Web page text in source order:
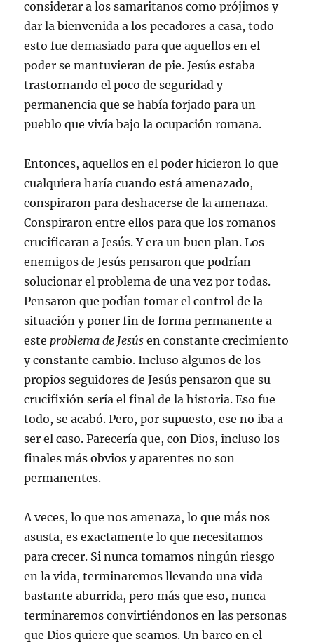
considerar a los samaritanos como prójimos y
dar la bienvenida a los pecadores a casa, todo
esto fue demasiado para que aquellos en el
poder se mantuvieran de pie. Jesús estaba
trastornando el poco de seguridad y
permanencia que se había forjado para un
pueblo que vivía bajo la ocupación romana.
Entonces, aquellos en el poder hicieron lo que
cualquiera haría cuando está amenazado,
conspiraron para deshacerse de la amenaza.
Conspiraron entre ellos para que los romanos
crucificaran a Jesús. Y era un buen plan. Los
enemigos de Jesús pensaron que podrían
solucionar el problema de una vez por todas.
Pensaron que podían tomar el control de la
situación y poner fin de forma permanente a
este problema de Jesús en constante crecimiento
y constante cambio. Incluso algunos de los
propios seguidores de Jesús pensaron que su
crucifixión sería el final de la historia. Eso fue
todo, se acabó. Pero, por supuesto, ese no iba a
ser el caso. Parecería que, con Dios, incluso los
finales más obvios y aparentes no son
permanentes.
A veces, lo que nos amenaza, lo que más nos
asusta, es exactamente lo que necesitamos
para crecer. Si nunca tomamos ningún riesgo
en la vida, terminaremos llevando una vida
bastante aburrida, pero más que eso, nunca
terminaremos convirtiéndonos en las personas
que Dios quiere que seamos. Un barco en el